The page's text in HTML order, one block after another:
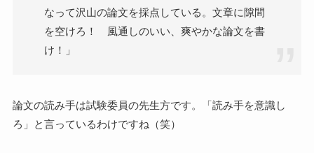
なって沢山の論文を採点している。文章に隙間
を空けろ！ 風通しのいい、爽やかな論文を書
け！」
論文の読み手は試験委員の先生方です。「読み手を意識し
ろ」と言っているわけですね（笑）